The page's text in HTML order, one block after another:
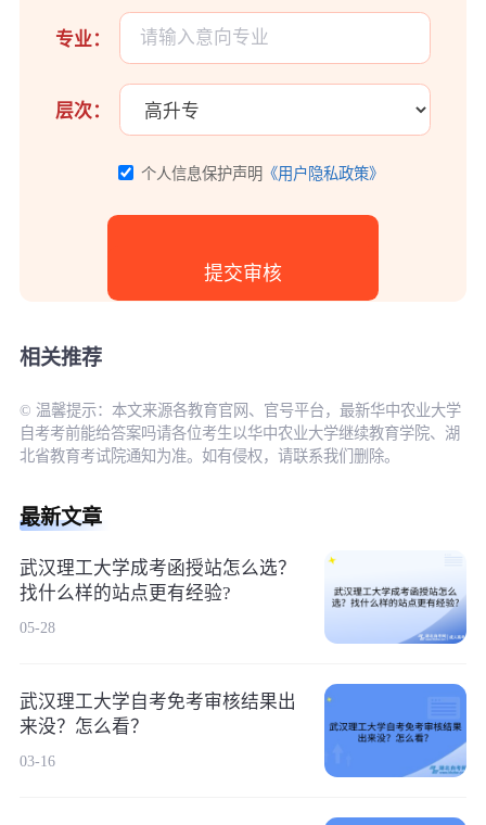
专业：
层次：
个人信息保护声明 《用户隐私政策》
相关推荐
© 温馨提示：本文来源各教育官网、官号平台，最新华中农业大学
自考考前能给答案吗请各位考生以华中农业大学继续教育学院、湖
北省教育考试院通知为准。如有侵权，请联系我们删除。
最新文章
武汉理工大学成考函授站怎么选？
找什么样的站点更有经验?
05-28
武汉理工大学自考免考审核结果出
来没？怎么看？
03-16